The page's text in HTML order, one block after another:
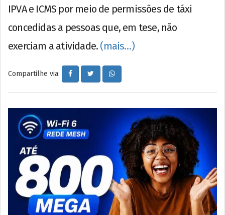
IPVA e ICMS por meio de permissões de táxi
concedidas a pessoas que, em tese, não
exerciam a atividade. (mais…)
Compartilhe via: